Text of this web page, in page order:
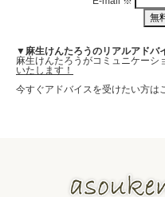
▼麻生けんたろうのリアルアドバ
麻生けんたろうがコミュニケーシ
いたします！
今すぐアドバイスを受けたい方は